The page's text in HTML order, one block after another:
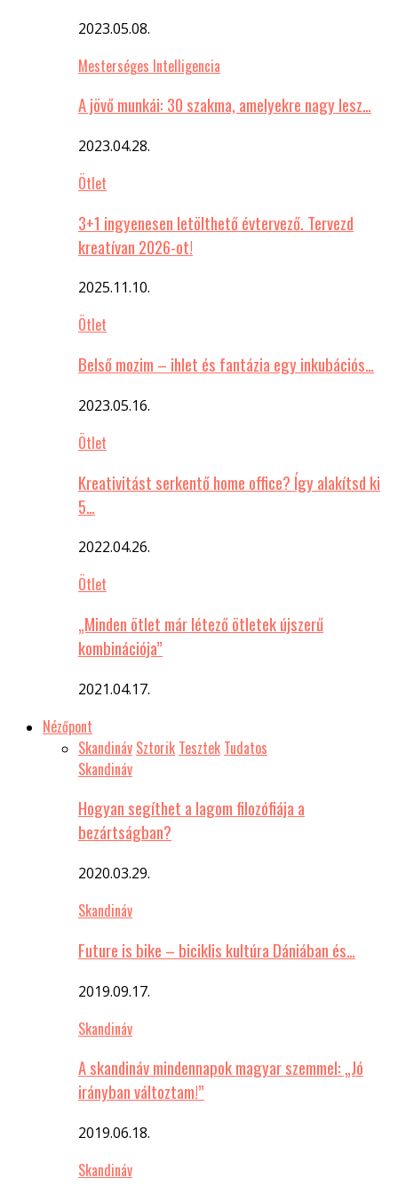
2023.05.08.
Mesterséges Intelligencia
A jövő munkái: 30 szakma, amelyekre nagy lesz…
2023.04.28.
Ötlet
3+1 ingyenesen letölthető évtervező. Tervezd
kreatívan 2026-ot!
2025.11.10.
Ötlet
Belső mozim – ihlet és fantázia egy inkubációs…
2023.05.16.
Ötlet
Kreativitást serkentő home office? Így alakítsd ki
5…
2022.04.26.
Ötlet
„Minden ötlet már létező ötletek újszerű
kombinációja”
2021.04.17.
Nézőpont
Skandináv Sztorik Tesztek Tudatos
Skandináv
Hogyan segíthet a lagom filozófiája a
bezártságban?
2020.03.29.
Skandináv
Future is bike – biciklis kultúra Dániában és…
2019.09.17.
Skandináv
A skandináv mindennapok magyar szemmel: „Jó
irányban változtam!”
2019.06.18.
Skandináv